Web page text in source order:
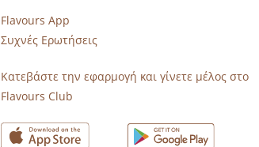
Flavours App
Συχνές Ερωτήσεις
Κατεβάστε την εφαρμογή και γίνετε μέλος στο
Flavours Club